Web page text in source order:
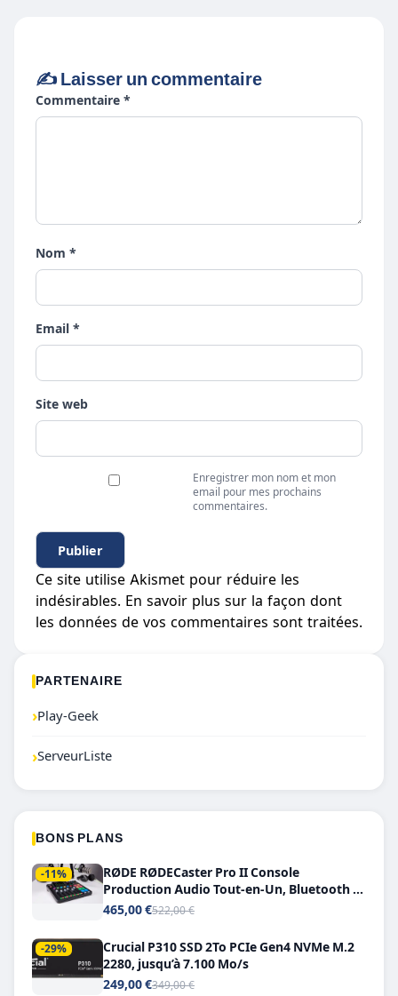
✍️ Laisser un commentaire
Commentaire *
Nom *
Email *
Site web
Enregistrer mon nom et mon
email pour mes prochains
commentaires.
Ce site utilise Akismet pour réduire les
indésirables. En savoir plus sur la façon dont
les données de vos commentaires sont traitées.
PARTENAIRE
›Play-Geek
›ServeurListe
BONS PLANS
-11%
RØDE RØDECaster Pro II Console
Production Audio Tout-en-Un, Bluetooth et
Double USB-C
465,00 €522,00 €
-29%
Crucial P310 SSD 2To PCIe Gen4 NVMe M.2
2280, jusqu’à 7.100 Mo/s
249,00 €349,00 €